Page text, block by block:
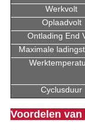
Werkvolt
Oplaadvolt
Ontlading End
Maximale
Cyclusduur
Voordelen